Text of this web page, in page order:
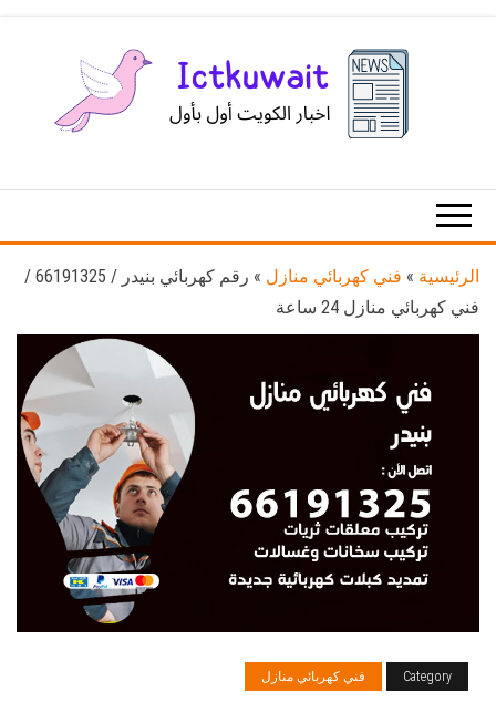
الكويت
الرئيسية » فني كهربائي منازل »
رقم كهربائي بنيدر / 66191325 /
فني كهربائي منازل 24 ساعة
Category فني كهربائي منازل